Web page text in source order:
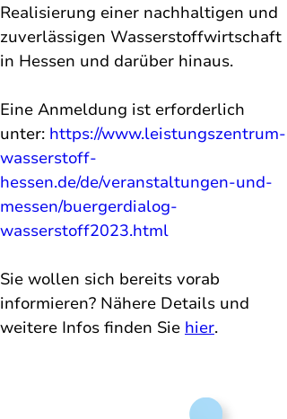
Realisierung einer nachhaltigen und
zuverlässigen Wasserstoffwirtschaft
in Hessen und darüber hinaus.
Eine Anmeldung ist erforderlich
unter: https://www.leistungszentrum-
wasserstoff-
hessen.de/de/veranstaltungen-und-
messen/buergerdialog-
wasserstoff2023.html
Sie wollen sich bereits vorab
informieren? Nähere Details und
weitere Infos finden Sie hier.